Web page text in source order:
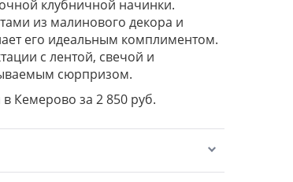
клубничной начинки.
из малинового декора и
его идеальным комплиментом.
с лентой, свечой и
сюрпризом.
в Кемерово за 2 850 руб.